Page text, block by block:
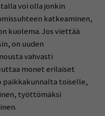
voi olla jonkin
katkeaminen,
kuolema. Jos viettää
on uuden
vahvasti
monet erilaiset
toiselle,
työttömäksi